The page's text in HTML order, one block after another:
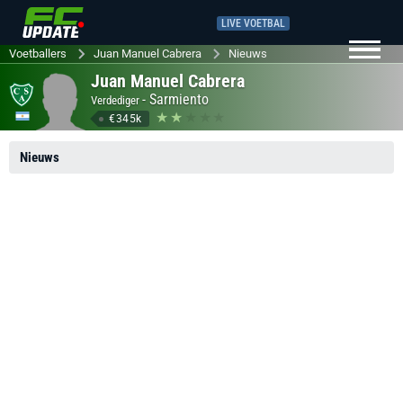
LIVE VOETBAL
Voetballers Juan Manuel Cabrera Nieuws
Juan Manuel Cabrera
Verdediger - Sarmiento
€345k
Nieuws